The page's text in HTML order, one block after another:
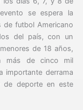
se espera la
de futbol Americano
del país, con un
de 18 años,
más de cinco mil
importante derrama
de deporte en este